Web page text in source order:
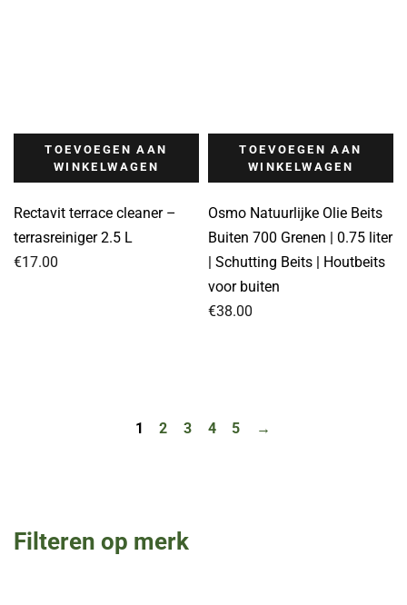
Filteren op merk
TOEVOEGEN AAN
WINKELWAGEN
Rectavit terrace cleaner –
terrasreiniger 2.5 L
€17.00
TOEVOEGEN AAN
WINKELWAGEN
Osmo Natuurlijke Olie Beits
Buiten 700 Grenen | 0.75 liter
| Schutting Beits | Houtbeits
voor buiten
€38.00
1 2 3 4 5 →